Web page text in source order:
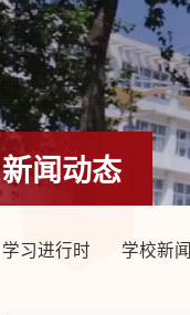
新闻动态
学习进行时 学校新闻